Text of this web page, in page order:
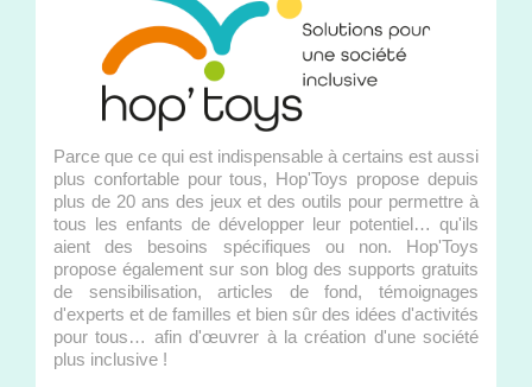
Parce que ce qui est indispensable à certains est aussi
plus confortable pour tous, Hop'Toys propose depuis
plus de 20 ans des jeux et des outils pour permettre à
tous les enfants de développer leur potentiel… qu'ils
aient des besoins spécifiques ou non. Hop'Toys
propose également sur son blog des supports gratuits
de sensibilisation, articles de fond, témoignages
d'experts et de familles et bien sûr des idées d'activités
pour tous… afin d'œuvrer à la création d'une société
plus inclusive !